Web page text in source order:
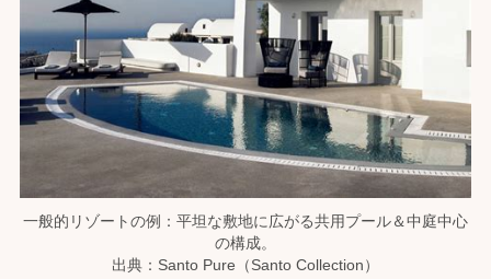
一般的リゾートの例：平坦な敷地に広がる共用プール＆中庭中心
の構成。
出典：Santo Pure（Santo Collection）